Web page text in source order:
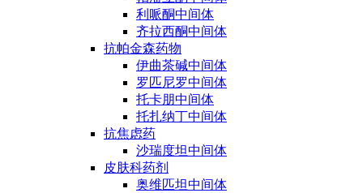
利哌酮中间体
齐拉西酮中间体
抗帕金森药物
伊曲茶碱中间体
罗匹尼罗中间体
托卡朋中间体
托扎纳丁中间体
抗焦虑药
沙瑞度坦中间体
皮肤科药剂
奥维匹坦中间体